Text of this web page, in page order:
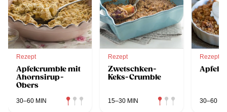
Rezept
Apfelcrumble mit
Ahornsirup-
Obers
30–60 MIN
Rezept
Zwetschken-
Keks-Crumble
15–30 MIN
Rezept
Apfel
30–60